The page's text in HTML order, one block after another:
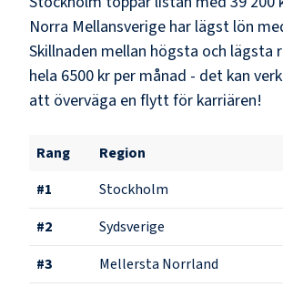
Norra Mellansverige har lägst lön
Skillnaden mellan högsta och lägsta
hela 6500 kr per månad - det kan
att överväga en flytt för karriären!
Rang Region
#1 Stockholm
#2 Sydsverige
#3 Mellersta Norrland